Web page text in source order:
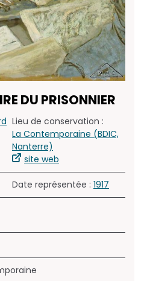
DU PRISONNIER
Lieu de conservation :
La Contemporaine (BDIC,
Nanterre)
site web
Date représentée : 1917